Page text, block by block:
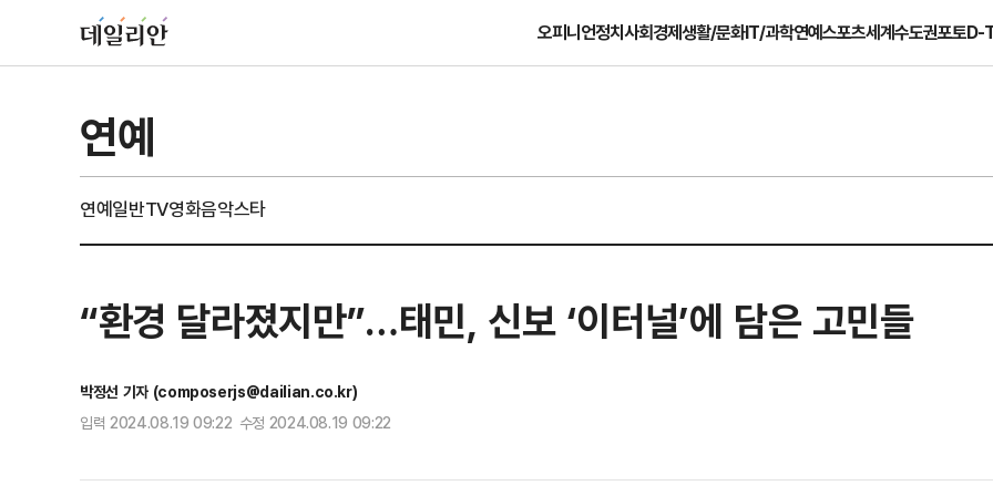
오피니언정치사회경제생활/문화IT/과학연예스포츠세계수도권포토D-
연예
연예일반TV영화음악스타
“환경 달라졌지만”…태민, 신보 ‘이터널’에 담은 고민들
박정선 기자 (composerjs@dailian.co.kr)
입력 2024.08.19 09:22 수정 2024.08.19 09:22